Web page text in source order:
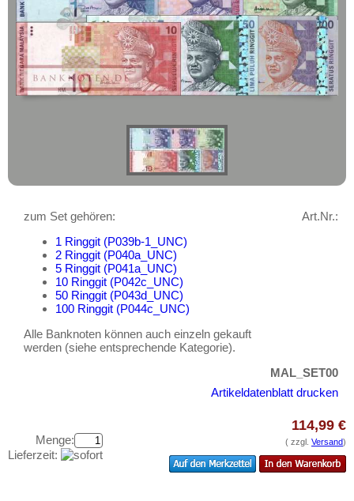
geht oder beschädigt wird.
Absolute Zuverlässigkeit:sowohl in
puncto Service als auch in der Qualität
unserer Banknoten
Möchten Sie Banknoten
Dann sind Sie bei uns genau richtig
Senden Sie uns einfach ein
Übersichtsbild Ihrer Banknoten an
finden Sie hier.
Amerika
Asien
Kirgisistan
Korea (alt)
Kuwait
Laos
Malaya & Britisch Borneo
Malaysia
Malediven
Mongolei
Myanmar
Nagorny Karabach
Nepal
Niederländisch Indien
Philippinen
Australien & Ozeanien
Europa
Sets
Aufbewahrung
Gutscheine
zum Set gehören:
1 Ringgit (P039b-1_UNC)
2 Ringgit (P040a_UNC)
5 Ringgit (P041a_UNC)
10 Ringgit (P042c_UNC)
50 Ringgit (P043d_UNC)
100 Ringgit (P044c_UNC)
Alle Banknoten können auch einzeln gekauft
werden (siehe entsprechende Kategorie).
Art.Nr.:
MAL_SET00
Artikeldatenblatt drucken
Menge:
Lieferzeit:
114,99 €
( zzgl. Versand)